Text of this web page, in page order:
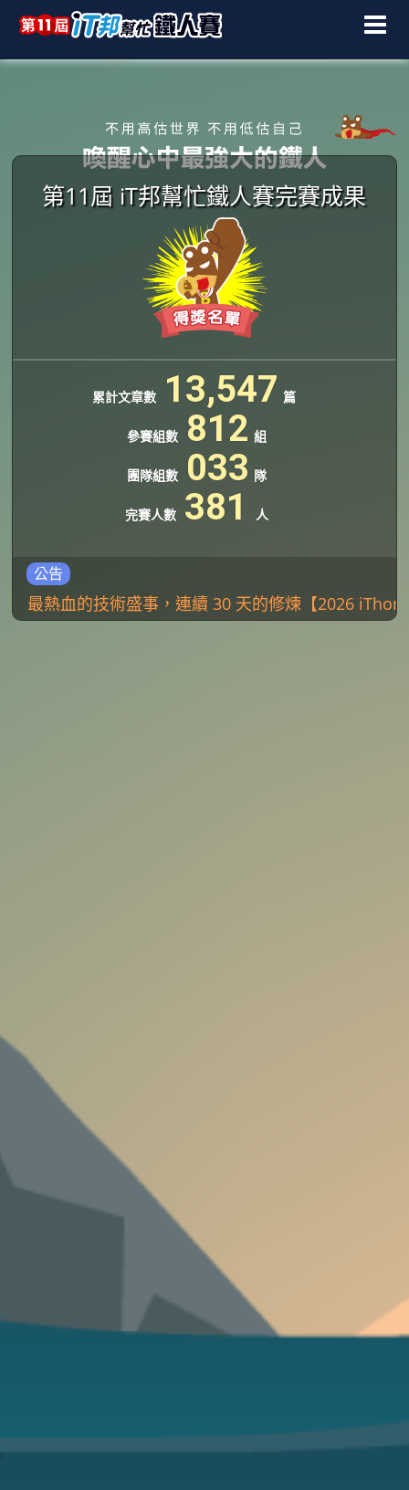
第11屆 iT邦幫忙鐵人賽完賽成果
累計文章數 13,547 篇
參賽組數 812 組
團隊組數 033 隊
完賽人數 381 人
公告
最熱血的技術盛事，連續 30 天的修煉【2026